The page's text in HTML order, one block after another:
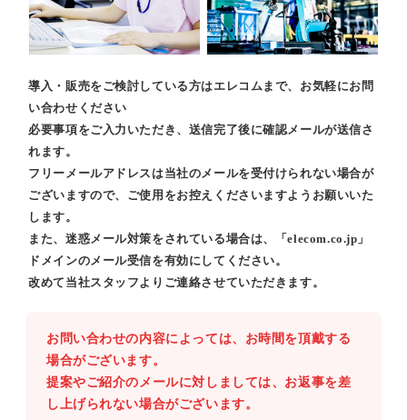
導入・販売をご検討している方はエレコムまで、お気軽にお問
い合わせください
必要事項をご入力いただき、送信完了後に確認メールが送信さ
れます。
フリーメールアドレスは当社のメールを受付けられない場合が
ございますので、ご使用をお控えくださいますようお願いいた
します。
また、迷惑メール対策をされている場合は、「elecom.co.jp」
ドメインのメール受信を有効にしてください。
改めて当社スタッフよりご連絡させていただきます。
お問い合わせの内容によっては、お時間を頂戴する
場合がございます。
提案やご紹介のメールに対しましては、お返事を差
し上げられない場合がございます。